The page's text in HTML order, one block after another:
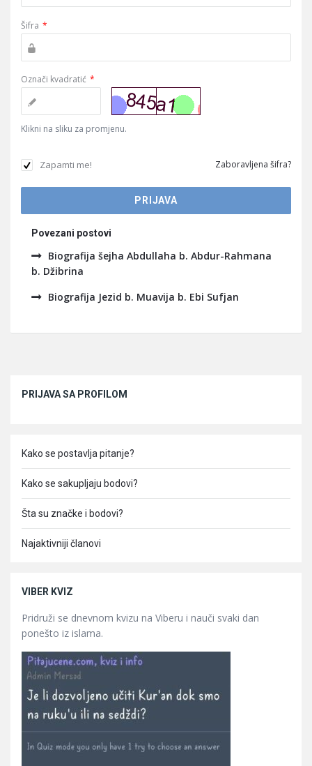
Šifra *
Označi kvadratić *
Klikni na sliku za promjenu.
Zapamti me! Zaboravljena šifra?
Povezani postovi
Biografija šejha Abdullaha b. Abdur-Rahmana
b. Džibrina
Biografija Jezid b. Muavija b. Ebi Sufjan
PRIJAVA SA PROFILOM
Kako se postavlja pitanje?
Kako se sakupljaju bodovi?
Šta su značke i bodovi?
Najaktivniji članovi
VIBER KVIZ
Pridruži se dnevnom kvizu na Viberu i nauči svaki dan
ponešto iz islama.